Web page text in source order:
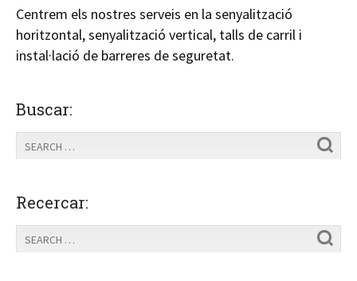
Centrem els nostres serveis en la senyalització
horitzontal, senyalització vertical, talls de carril i
instal·lació de barreres de seguretat.
Buscar:
Recercar: